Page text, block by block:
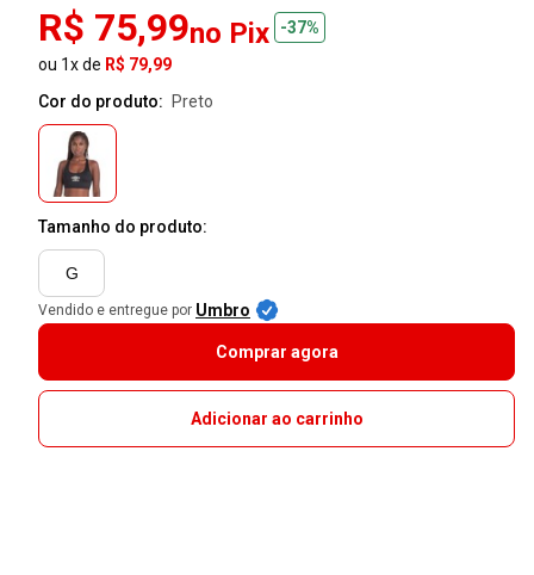
R$ 75,99no Pix
-37%
ou 1x de R$ 79,99
Cor do produto:
preto
Tamanho do produto:
G
Vendido e entregue por Umbro
Comprar agora
Adicionar ao carrinho